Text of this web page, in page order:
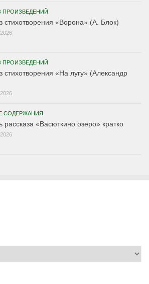
ПРОИЗВЕДЕНИЙ
стихотворения «Ворона» (А. Блок)
ПРОИЗВЕДЕНИЙ
стихотворения «На лугу» (Александр
СОДЕРЖАНИЯ
рассказа «Васюткино озеро» кратко